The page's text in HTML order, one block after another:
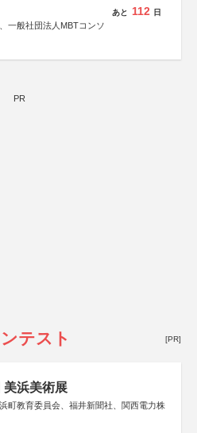
一般社団法人MBTコンソ
あと 112 日
PR
テスト [PR]
美浜美術展
町教育委員会、福井新聞社、関西電力株